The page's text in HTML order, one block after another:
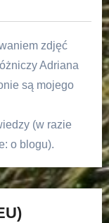
zdjęć
Adriana
są mojego
(w razie
o blogu).